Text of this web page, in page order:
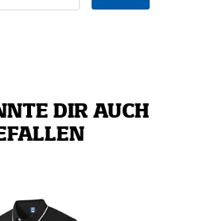
DIR AUCH